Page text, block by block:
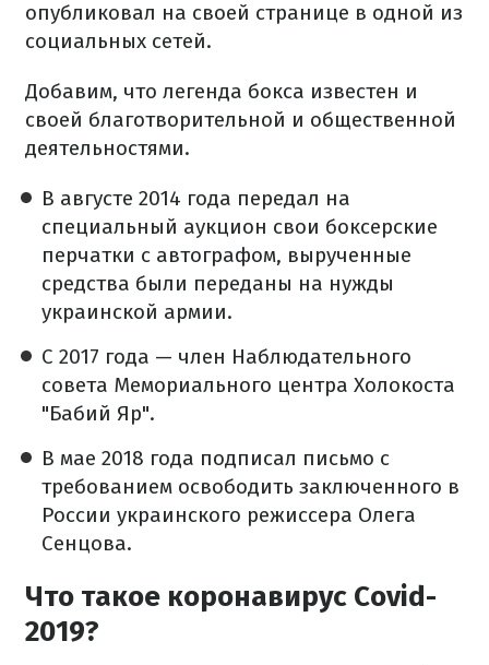
опубликовал на своей странице в одной из
социальных сетей.
Добавим, что легенда бокса известен и
своей благотворительной и общественной
деятельностями.
В августе 2014 года передал на
специальный аукцион свои боксерские
перчатки с автографом, вырученные
средства были переданы на нужды
украинской армии.
С 2017 года — член Наблюдательного
совета Мемориального центра Холокоста
"Бабий Яр".
В мае 2018 года подписал письмо с
требованием освободить заключенного в
России украинского режиссера Олега
Сенцова.
Что такое коронавирус Covid-
2019?